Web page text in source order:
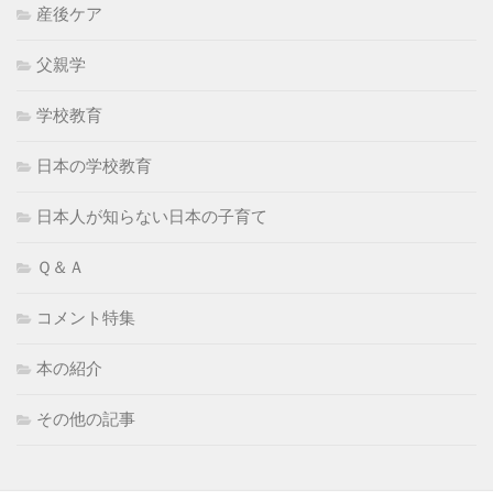
産後ケア
父親学
学校教育
日本の学校教育
日本人が知らない日本の子育て
Ｑ＆Ａ
コメント特集
本の紹介
その他の記事